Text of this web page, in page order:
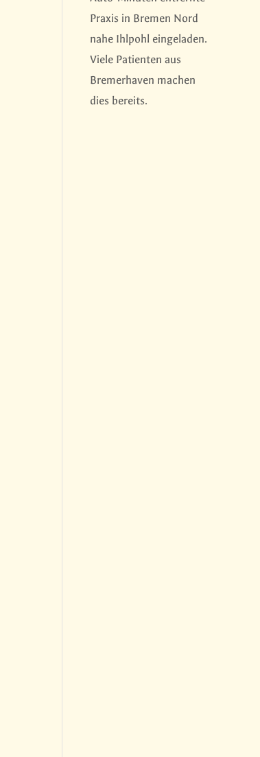
Praxis in Bremen Nord
nahe Ihlpohl eingeladen.
Viele Patienten aus
Bremerhaven machen
dies bereits.